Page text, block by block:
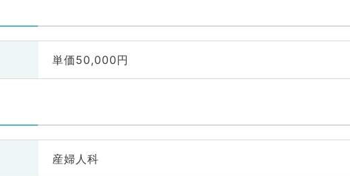
単価50,000円
産婦人科